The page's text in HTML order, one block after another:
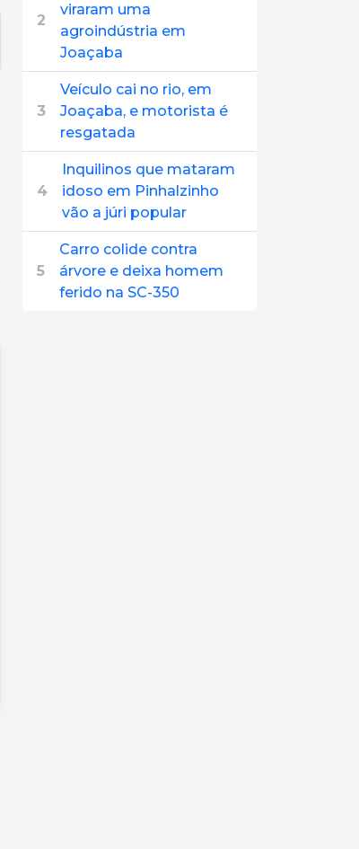
2
viraram uma
agroindústria em
Joaçaba
3
Veículo cai no rio, em
Joaçaba, e motorista é
resgatada
4
Inquilinos que mataram
idoso em Pinhalzinho
vão a júri popular
5
Carro colide contra
árvore e deixa homem
ferido na SC-350